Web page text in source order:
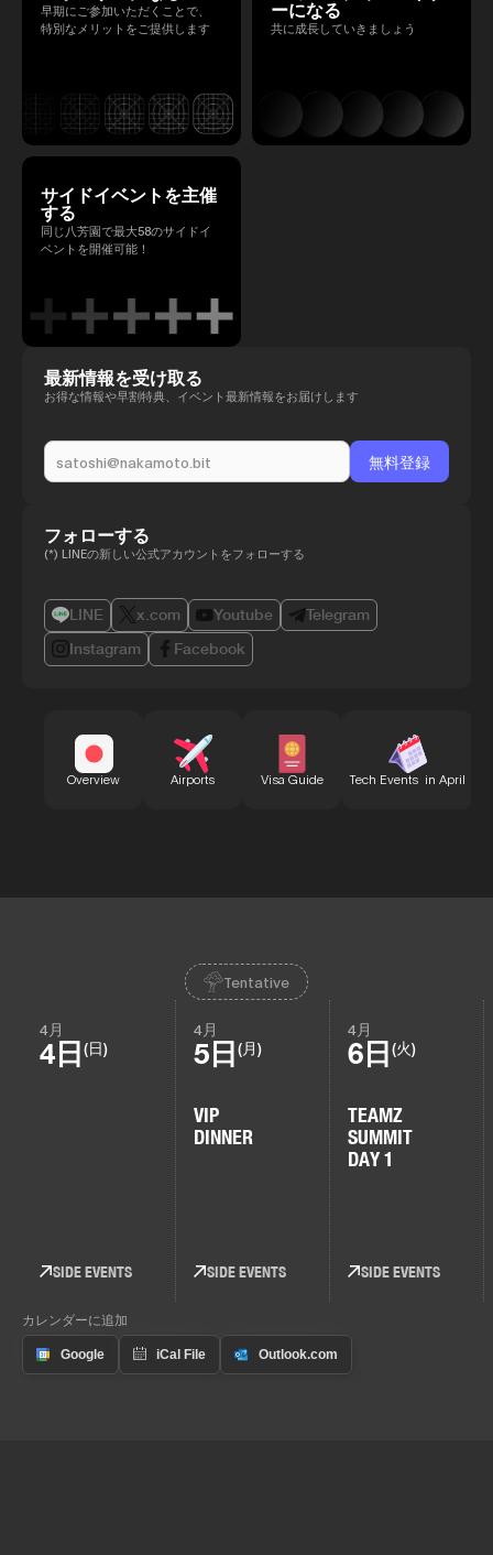
早期にご参加いただくことで、
特別なメリットをご提供します
ーになる
共に成長していきましょう
サイドイベントを主催
する
同じ八芳園で最大58のサイドイ
ベントを開催可能！
最新情報を受け取る
お得な情報や早割特典、イベント最新情報をお届けします
フォローする
(*) LINEの新しい公式アカウントをフォローする
LINE x.com Youtube
Telegram
Instagram
Facebook
Overview Airports Visa Guide Tech Events in April
Tentative
4月
4日 (日)
SIDE EVENTS
4月
5日 (月)
VIP
DINNER
SIDE EVENTS
4月
6日 (火)
TEAMZ
SUMMIT
DAY 1
SIDE EVENTS
カレンダーに追加